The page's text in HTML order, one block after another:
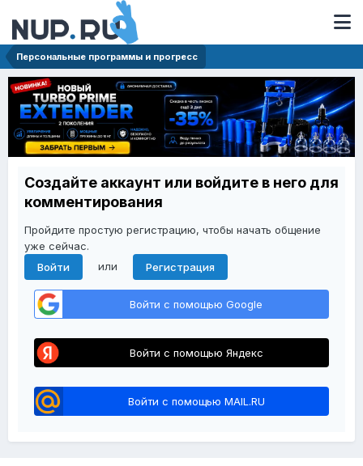
Персональные программы и прогресс
Создайте аккаунт или войдите в него для
комментирования
Пройдите простую регистрацию, чтобы начать общение
уже сейчас.
Войти
или Регистрация
Войти с помощью Google
Войти с помощью Яндекс
Войти с помощью MAIL.RU